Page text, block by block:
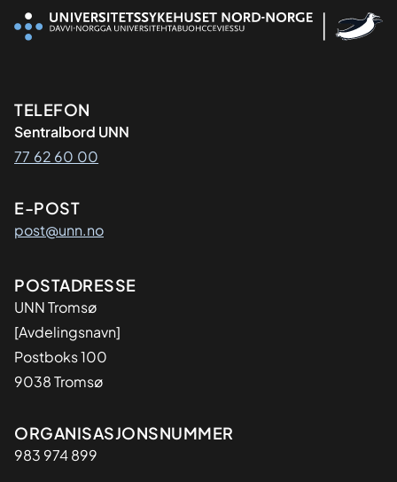
Kontaktinformasjon
TELEFON
Sentralbord UNN
77 62 60 00
E-POST
post@unn.no
Adresse
POSTADRESSE
UNN Tromsø
[Avdelingsnavn]
Postboks 100
9038 Tromsø
Organisasjon
ORGANISASJONSNUMMER
983 974 899